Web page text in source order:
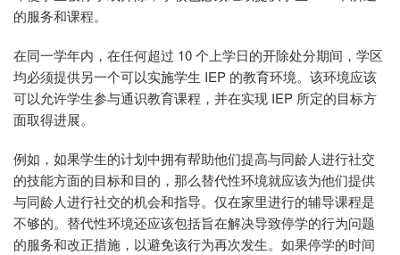
的服务和课程。
在同一学年内，在任何超过 10 个上学日的开除处分期间，学区
均必须提供另一个可以实施学生 IEP 的教育环境。该环境应该
可以允许学生参与通识教育课程，并在实现 IEP 所定的目标方
面取得进展。
例如，如果学生的计划中拥有帮助他们提高与同龄人进行社交
的技能方面的目标和目的，那么替代性环境就应该为他们提供
与同龄人进行社交的机会和指导。仅在家里进行的辅导课程是
不够的。替代性环境还应该包括旨在解决导致停学的行为问题
的服务和改正措施，以避免该行为再次发生。如果停学的时间